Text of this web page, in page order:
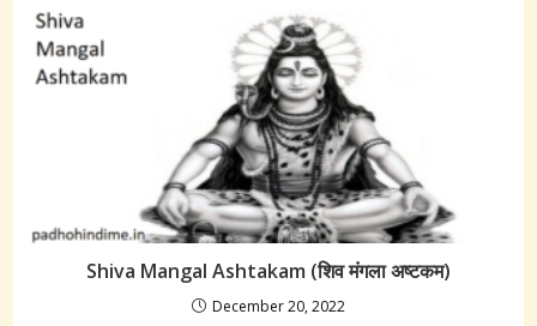
Shiva Mangal Ashtakam (शिव मंगला अष्टकम)
December 20, 2022